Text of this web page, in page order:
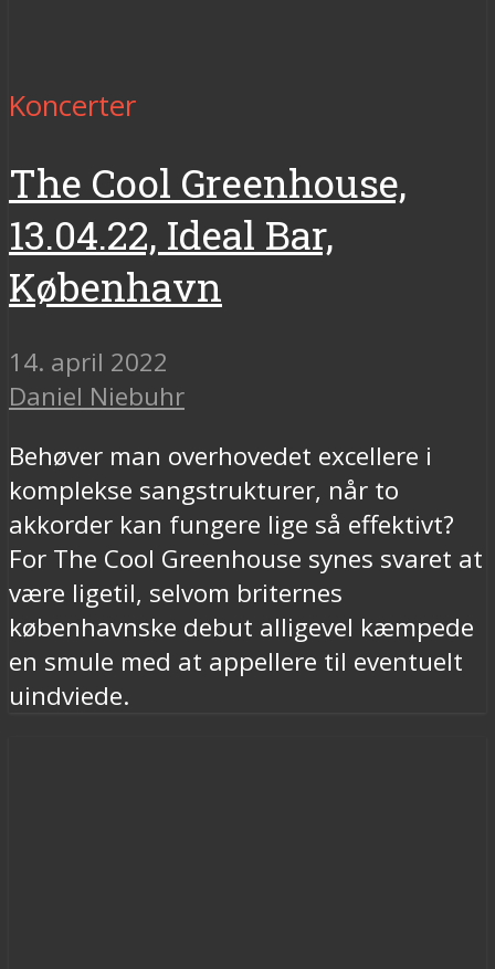
Koncerter
The Cool Greenhouse,
13.04.22, Ideal Bar,
København
14. april 2022
Daniel Niebuhr
Behøver man overhovedet excellere i
komplekse sangstrukturer, når to
akkorder kan fungere lige så effektivt?
For The Cool Greenhouse synes svaret at
være ligetil, selvom briternes
københavnske debut alligevel kæmpede
en smule med at appellere til eventuelt
uindviede.